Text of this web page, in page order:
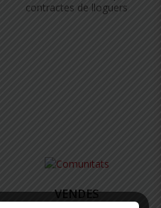
contractes de lloguers
VENDES